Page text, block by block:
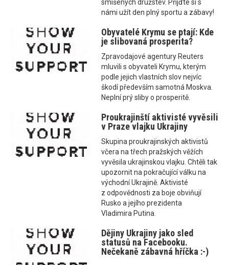
smíšených družstev. Přijďte si s
námi užít den plný sportu a zábavy!
Obyvatelé Krymu se ptají: Kde
je slibovaná prosperita?
Zpravodajové agentury Reuters
mluvili s obyvateli Krymu, kterým
podle jejich vlastních slov nejvíc
škodí především samotná Moskva.
Neplní prý sliby o prosperitě.
Proukrajinští aktivisté vyvěsili
v Praze vlajku Ukrajiny
Skupina proukrajinských aktivistů
včera na třech pražských věžích
vyvěsila ukrajinskou vlajku. Chtěli tak
upozornit na pokračující válku na
východní Ukrajině. Aktivisté
z odpovědnosti za boje obviňují
Rusko a jejího prezidenta
Vladimira Putina.
Dějiny Ukrajiny jako sled
statusů na Facebooku.
Nečekaně zábavná hříčka :-)